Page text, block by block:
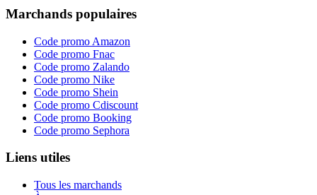
Marchands populaires
Code promo Amazon
Code promo Fnac
Code promo Zalando
Code promo Nike
Code promo Shein
Code promo Cdiscount
Code promo Booking
Code promo Sephora
Liens utiles
Tous les marchands